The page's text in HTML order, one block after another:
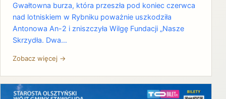
Gwałtowna burza, która przeszła pod koniec czerwca
nad lotniskiem w Rybniku poważnie uszkodziła
Antonowa An-2 i zniszczyła Wilgę Fundacji „Nasze
Skrzydła. Dwa…
Zobacz więcej →